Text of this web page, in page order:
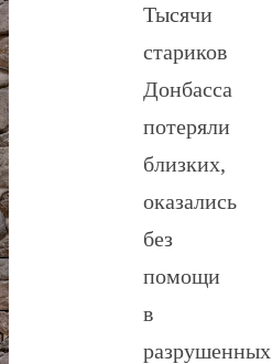
Тысячи
стариков
Донбасса
потеряли
близких,
оказались
без
помощи
в
разрушенных